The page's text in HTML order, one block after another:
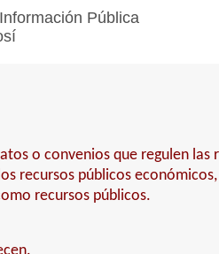
Pública
o convenios que regulen las
recursos públicos
recursos públicos.